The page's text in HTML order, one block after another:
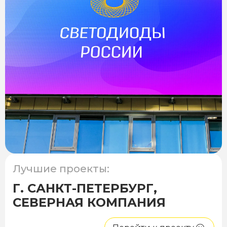
Лучшие проекты:
Г. САНКТ-ПЕТЕРБУРГ,
СЕВЕРНАЯ КОМПАНИЯ